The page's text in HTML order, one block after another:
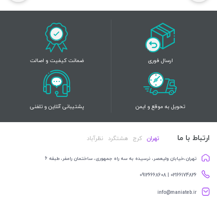
ارسال فوری ضمانت کیفیت و اصالت
تحویل به موقع و ایمن پشتیبانی آنلاین و تلفنی
ارتباط با ما تهران کرج هشتگرد نظرآباد
تهران،خیابان ولیعصر، نرسیده به سه راه جمهوری، ساختمان رامفر، طبقه 6
02166174826 | 09126668608
info@maniateb.ir